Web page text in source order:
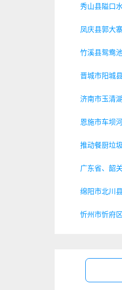
秀山县隘口
凤庆县郭大
竹溪县鸳鸯
晋城市阳城
济南市玉清
恩施市车坝
推动餐厨垃
广东省、韶
绵阳市北川
忻州市忻府